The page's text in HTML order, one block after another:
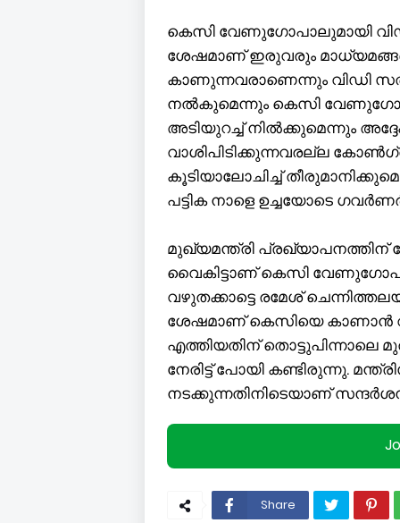
കെസി വേണു​ഗോപാലുമായി
ശേഷമാണ് ഇരുവരും
കാണുന്നവരാണെന്നും വിഡി
നൽകുമെന്നും കെസി
അടിയുറച്ച് നിൽക്കുമെന്നും
വാശിപിടിക്കുന്നവരല്ല
കൂടിയാലോചിച്ച്
പട്ടിക നാളെ ഉച്ചയോടെ
മുഖ്യമന്ത്രി
വൈകിട്ടാണ് കെസി
വഴുതക്കാട്ടെ രമേശ്
ശേഷമാണ് കെസിയെ കാണാൻ
എത്തിയതിന് തൊട്ടുപിന്നാലെ
നേരിട്ട് പോയി കണ്ടിരുന്നു.
നടക്കുന്നതിനിടെയാണ്
Share